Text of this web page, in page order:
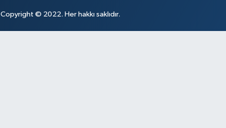
Copyright © 2022. Her hakkı saklıdır.